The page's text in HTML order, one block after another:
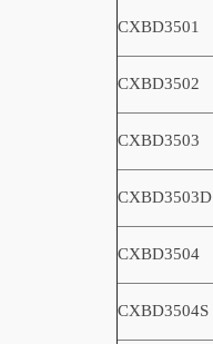
CXBD3501
CXBD3502
CXBD3503
CXBD3503D
CXBD3504
CXBD3504S